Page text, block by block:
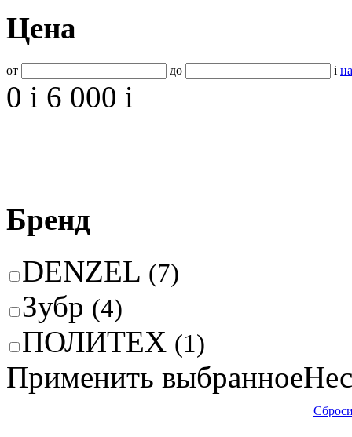
Цена
от до i
0 i 6 000 i
Бренд
DENZEL (7)
Зубр (4)
ПОЛИТЕХ (1)
Применить выбранное